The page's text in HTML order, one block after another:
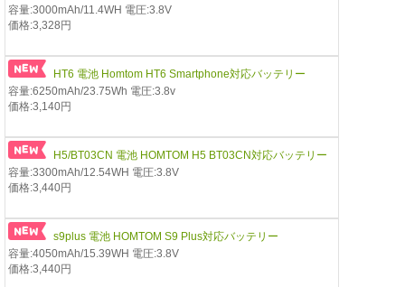
容量:3000mAh/11.4WH 電圧:3.8V
価格:3,328円
HT6 電池 Homtom HT6 Smartphone対応バッテリー
容量:6250mAh/23.75Wh 電圧:3.8v
価格:3,140円
H5/BT03CN 電池 HOMTOM H5 BT03CN対応バッテリー
容量:3300mAh/12.54WH 電圧:3.8V
価格:3,440円
s9plus 電池 HOMTOM S9 Plus対応バッテリー
容量:4050mAh/15.39WH 電圧:3.8V
価格:3,440円